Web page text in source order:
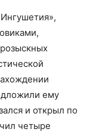
ему
и открыл по
четыре